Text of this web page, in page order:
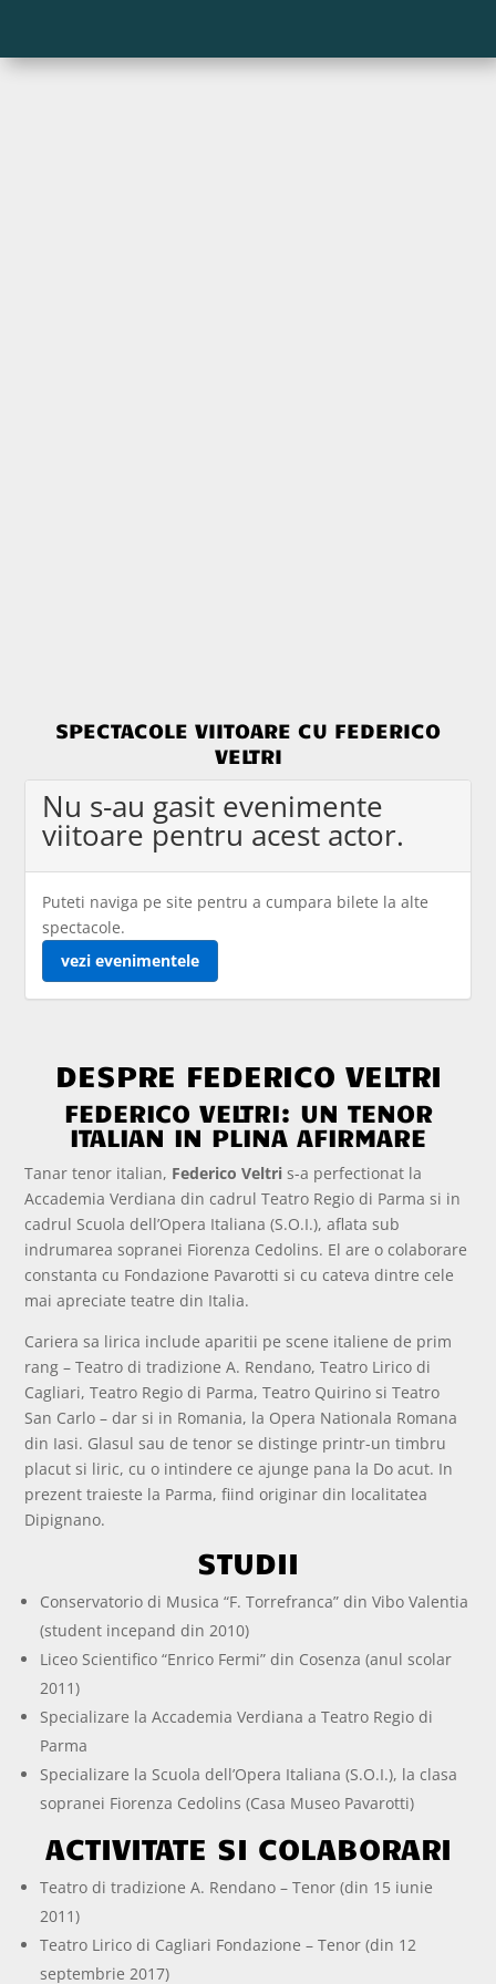
SPECTACOLE VIITOARE CU FEDERICO
VELTRI
Nu s-au gasit evenimente
viitoare pentru acest actor.
Puteti naviga pe site pentru a cumpara bilete la alte
spectacole.
vezi evenimentele
DESPRE FEDERICO VELTRI
FEDERICO VELTRI: UN TENOR
ITALIAN IN PLINA AFIRMARE
Tanar tenor italian, Federico Veltri s-a perfectionat la
Accademia Verdiana din cadrul Teatro Regio di Parma si in
cadrul Scuola dell’Opera Italiana (S.O.I.), aflata sub
indrumarea sopranei Fiorenza Cedolins. El are o colaborare
constanta cu Fondazione Pavarotti si cu cateva dintre cele
mai apreciate teatre din Italia.
Cariera sa lirica include aparitii pe scene italiene de prim
rang – Teatro di tradizione A. Rendano, Teatro Lirico di
Cagliari, Teatro Regio di Parma, Teatro Quirino si Teatro
San Carlo – dar si in Romania, la Opera Nationala Romana
din Iasi. Glasul sau de tenor se distinge printr-un timbru
placut si liric, cu o intindere ce ajunge pana la Do acut. In
prezent traieste la Parma, fiind originar din localitatea
Dipignano.
STUDII
Conservatorio di Musica “F. Torrefranca” din Vibo Valentia
(student incepand din 2010)
Liceo Scientifico “Enrico Fermi” din Cosenza (anul scolar
2011)
Specializare la Accademia Verdiana a Teatro Regio di
Parma
Specializare la Scuola dell’Opera Italiana (S.O.I.), la clasa
sopranei Fiorenza Cedolins (Casa Museo Pavarotti)
ACTIVITATE SI COLABORARI
Teatro di tradizione A. Rendano – Tenor (din 15 iunie
2011)
Teatro Lirico di Cagliari Fondazione – Tenor (din 12
septembrie 2017)